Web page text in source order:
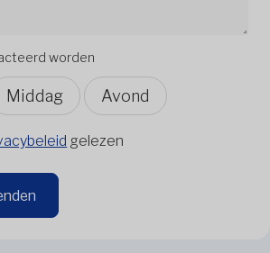
worden
Middag Avond
gelezen